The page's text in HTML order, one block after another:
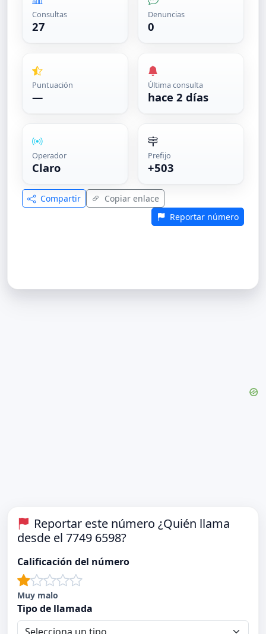
Consultas
27
Denuncias
0
Puntuación
—
Última consulta
hace 2 días
Operador
Claro
Prefijo
+503
Compartir
Copiar enlace
Reportar número
Reportar este número ¿Quién llama
desde el 7749 6598?
Calificación del número
Muy malo
Tipo de llamada